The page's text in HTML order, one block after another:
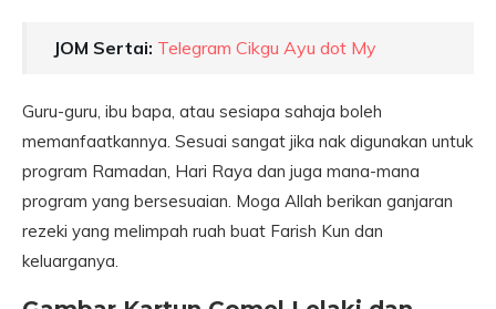
JOM Sertai: Telegram Cikgu Ayu dot My
Guru-guru, ibu bapa, atau sesiapa sahaja boleh
memanfaatkannya. Sesuai sangat jika nak digunakan untuk
program Ramadan, Hari Raya dan juga mana-mana
program yang bersesuaian. Moga Allah berikan ganjaran
rezeki yang melimpah ruah buat Farish Kun dan
keluarganya.